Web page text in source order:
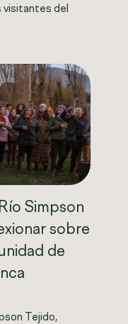
del
Simpson
sobre
de
Tejido,